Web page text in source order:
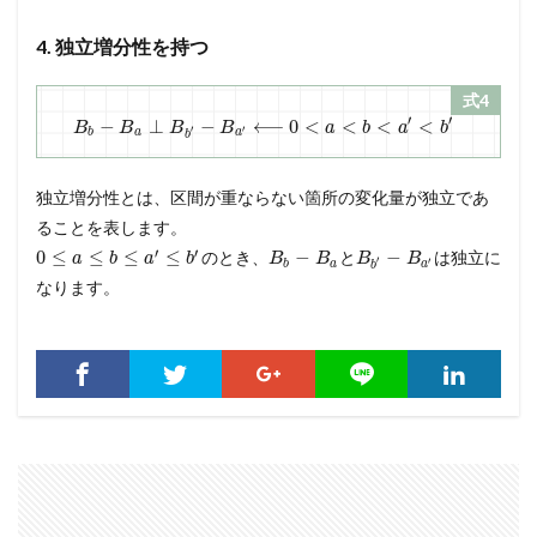
4. 独立増分性を持つ
式4
Bb − Ba ⊥ Bb′ − Ba′ ⟵ 0 < a < b < a′ < b′
独立増分性とは、区間が重ならない箇所の変化量が独立であ
ることを表します。
0 ≤ a ≤ b ≤ a′ ≤ b′ のとき、 Bb − Ba とBb′ − Ba′ は独立に
なります。